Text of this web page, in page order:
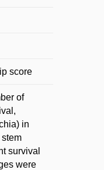
score
of
in
survival
were